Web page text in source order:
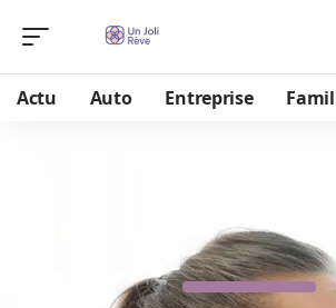
Actu Auto Entreprise